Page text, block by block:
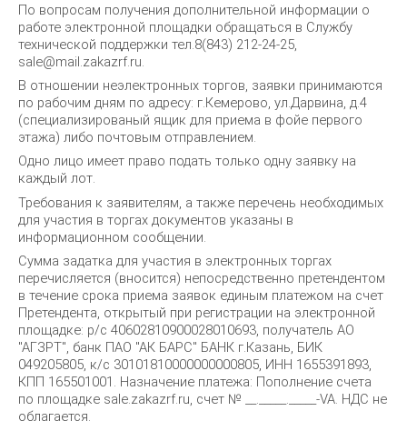
По вопросам получения дополнительной информации о
работе электронной площадки обращаться в Службу
технической поддержки тел.8(843) 212-24-25,
sale@mail.zakazrf.ru.
В отношении неэлектронных торгов, заявки принимаются
по рабочим дням по адресу: г.Кемерово, ул.Дарвина, д.4
(специализированый ящик для приема в фойе первого
этажа) либо почтовым отправлением.
Одно лицо имеет право подать только одну заявку на
каждый лот.
Требования к заявителям, а также перечень необходимых
для участия в торгах документов указаны в
информационном сообщении.
Сумма задатка для участия в электронных торгах
перечисляется (вносится) непосредственно претендентом
в течение срока приема заявок единым платежом на счет
Претендента, открытый при регистрации на электронной
площадке: р/с 40602810900028010693, получатель АО
"АГЗРТ", банк ПАО "АК БАРС" БАНК г.Казань, БИК
049205805, к/с 30101810000000000805, ИНН 1655391893,
КПП 165501001. Назначение платежа: Пополнение счета
по площадке sale.zakazrf.ru, счет № __._____._____-VA. НДС не
облагается.